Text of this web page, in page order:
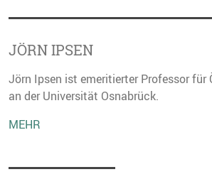
JÖRN IPSEN
Jörn Ipsen ist emeritierter Professor
an der Universität Osnabrück.
MEHR